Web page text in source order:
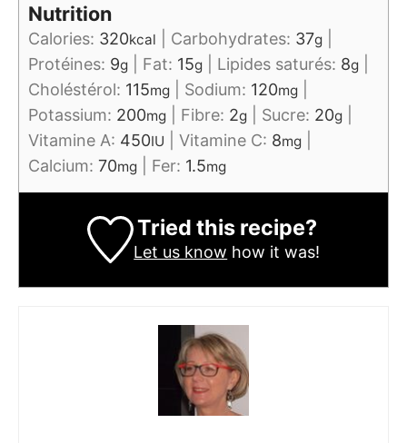
Nutrition
Calories: 320kcal Carbohydrates: 37g
Protéines: 9g Fat: 15g Lipides saturés: 8g
Choléstérol: 115mg Sodium: 120mg
Potassium: 200mg Fibre: 2g Sucre: 20g
Vitamine A: 450IU Vitamine C: 8mg
Calcium: 70mg Fer: 1.5mg
Tried this recipe?
Let us know how it was!